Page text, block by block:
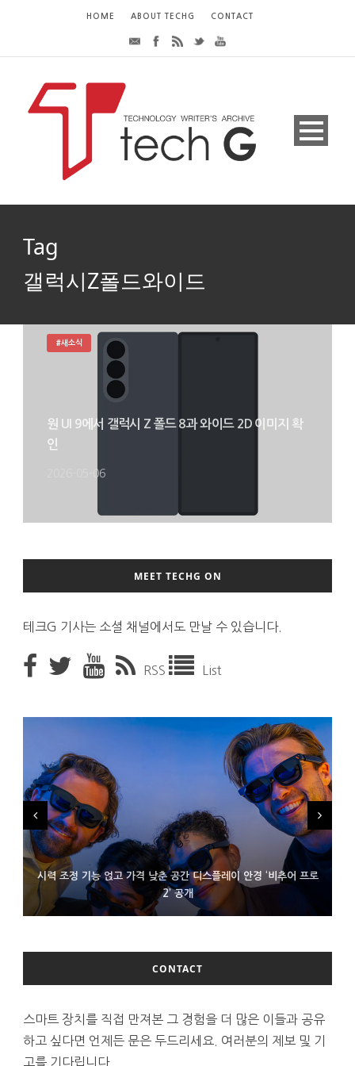
HOME ABOUT TECHG CONTACT
Tag
갤럭시Z폴드와이드
원 UI 9에서 갤럭시 Z 폴드 8과 와이드 2D 이미지 확
인
2026-05-06
#새소식
MEET TECHG ON
테크G 기사는 소셜 채널에서도 만날 수 있습니다.
RSS List
시력 조정 기능 얹고 가격 낮춘 공간 디스플레이 안경 ‘비추어 프로
2’ 공개
D램 부족에 10억달러어치 아이폰18 프로세서 패키징 대기 중
300~400달러 반지형 스피커 준비하는 오픈AI
CONTACT
스마트 장치를 직접 만져본 그 경험을 더 많은 이들과 공유
하고 싶다면 언제든 문은 두드리세요. 여러분의 제보 및 기
고를 기다립니다.